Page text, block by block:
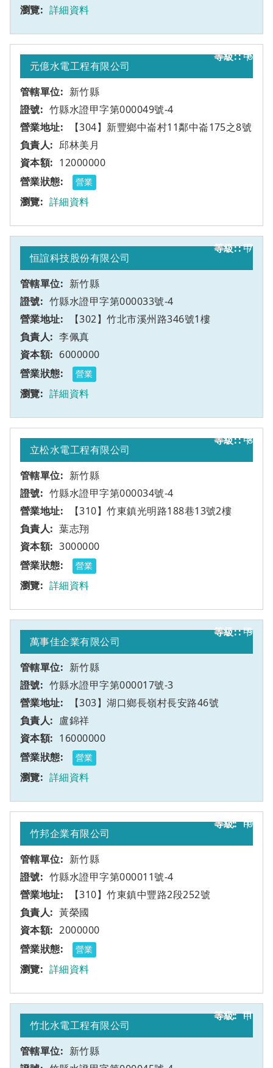
詳細資料
6
元億水電工程有限公司
新竹縣
竹縣水證甲字第000049號-4
【304】新豐鄉中崙村11鄰中崙175之8號
甲
邱林美月
12000000
營業
詳細資料
7
恒誼科技股份有限公司
新竹縣
竹縣水證甲字第000033號-4
【302】竹北市溪州路346號1樓
甲
李佩真
6000000
營業
詳細資料
8
立松水電工程有限公司
新竹縣
竹縣水證甲字第000034號-4
【310】竹東鎮光明路188巷13號2樓
甲
葉志翔
3000000
營業
詳細資料
9
萬事佳企業有限公司
新竹縣
竹縣水證甲字第000017號-3
【303】湖口鄉長嶺村長安路46號
甲
盧錦祥
16000000
營業
詳細資料
10
竹邦企業有限公司
新竹縣
竹縣水證甲字第000011號-4
【310】竹東鎮中豐路2段252號
甲
黃榮國
2000000
營業
詳細資料
11
竹北水電工程有限公司
新竹縣
甲